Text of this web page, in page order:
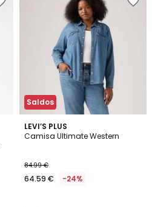
Saldos
LEVI’S PLUS
Camisa Ultimate Western
84.99 €
64.59 € -24%
5
/